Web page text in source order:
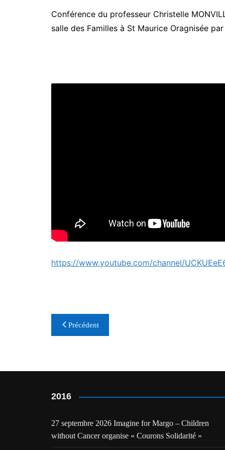
Conférence du professeur Christelle
salle des Familles à St Maurice Oragnisée
https://www.youtube.com/channel/
Navigation
de
Précédent
2016
27 septembre 2026 Imagine for Margo – Children
without Cancer organise « Courons Solidarité »